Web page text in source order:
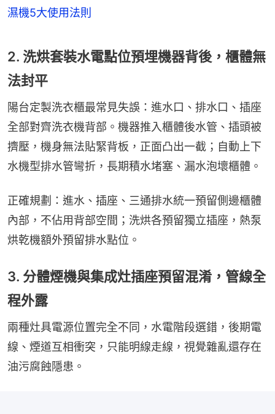
濕機5大使用法則
2. 洗烘套裝水電點位預埋機器背後，櫃體無
法封平
陽台定製洗衣櫃最常見失誤：進水口、排水口、插座
全部對齊洗衣機背部。機器推入櫃體後水管、插頭被
擠壓，機身無法貼緊背板，正面凸出一截；自動上下
水機型排水管彎折，長期積水堵塞、漏水泡壞櫃體。
正確規劃：進水、插座、三通排水統一預留側邊櫃體
內部，不佔用背部空間；洗烘各預留獨立插座，熱泵
烘乾機額外預留排水點位。
3. 分體煙機與集成灶插座預留混淆，管線全
程外露
兩種灶具電源位置完全不同，水電階段選錯，後期電
線、煙道互相衝突，只能明線走線，視覺雜亂還存在
油污腐蝕隱患。